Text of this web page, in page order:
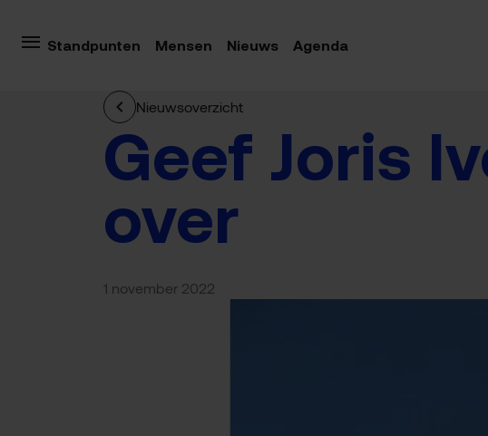
Standpunten Mensen Nieuws Agenda
Nieuwsoverzicht
Geef Joris
over
1 november 2022